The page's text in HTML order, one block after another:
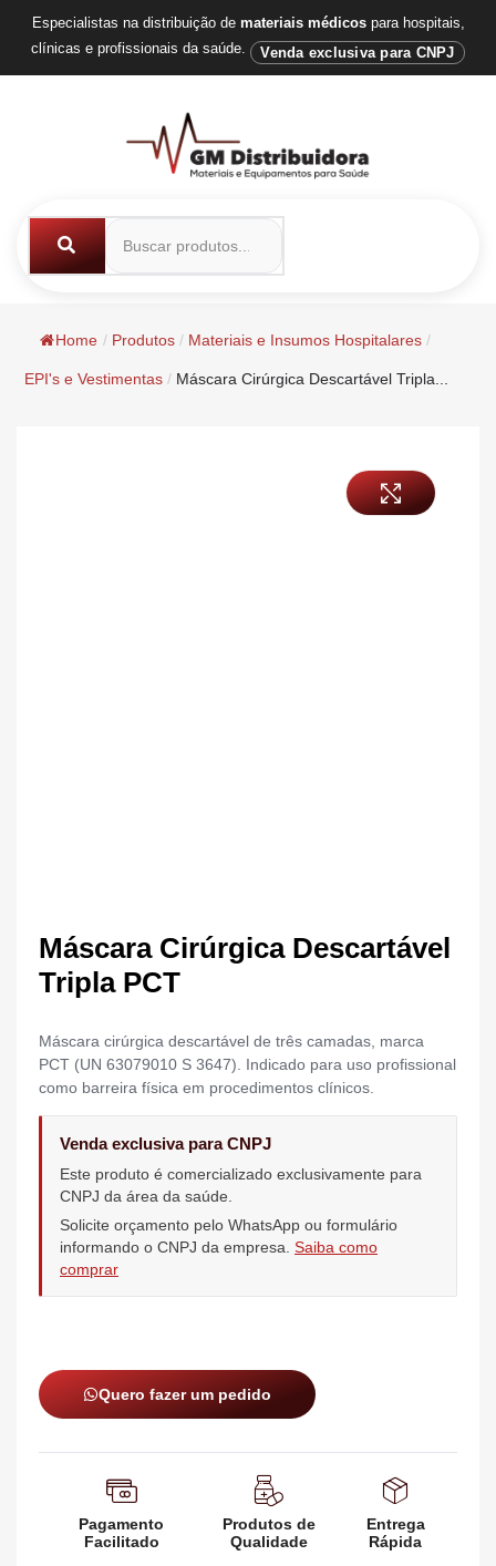
Especialistas na distribuição de materiais médicospara hospitais,
clínicas e profissionais da saúde.
Venda exclusiva para CNPJ
Home / Produtos / Materiais e Insumos Hospitalares /
EPI's e Vestimentas / Máscara Cirúrgica Descartável Tripla...
Máscara Cirúrgica Descartável
Tripla PCT
Máscara cirúrgica descartável de três camadas, marca
PCT (UN 63079010 S 3647). Indicado para uso profissional
como barreira física em procedimentos clínicos.
Venda exclusiva para CNPJ
Este produto é comercializado exclusivamente para
CNPJ da área da saúde.
Solicite orçamento pelo WhatsApp ou formulário
informando o CNPJ da empresa. Saiba como
comprar
Quero fazer um pedido
Pagamento
Facilitado
Produtos de
Qualidade
Entrega
Rápida